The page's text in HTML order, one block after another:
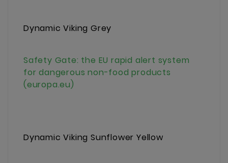
Dynamic Viking Grey
Safety Gate: the EU rapid alert system
for dangerous non-food products
(europa.eu)
Dynamic Viking Sunflower Yellow